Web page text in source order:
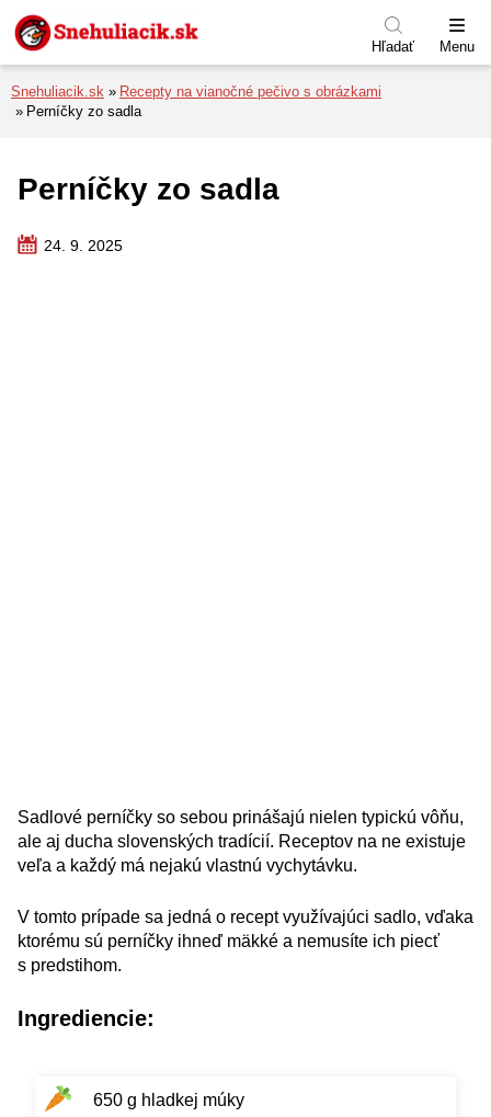
Preskočiť na menu
Preskočiť na obsah
Preskočiť na pätu
Hľadať Menu
Snehuliacik.sk
Recepty na vianočné pečivo s obrázkami
Perníčky zo sadla
Perníčky zo sadla
24. 9. 2025
Sadlové perníčky so sebou prinášajú nielen typickú vôňu,
ale aj ducha slovenských tradícií. Receptov na ne existuje
veľa a každý má nejakú vlastnú vychytávku.
V tomto prípade sa jedná o recept využívajúci sadlo, vďaka
ktorému sú perníčky ihneď mäkké a nemusíte ich piecť
s predstihom.
Ingrediencie:
650 g hladkej múky